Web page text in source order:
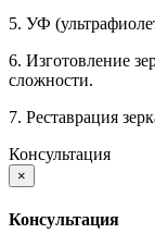
5. УФ
6. Изготовление
сложности.
7. Реставрация
Консультация
×
Консультация